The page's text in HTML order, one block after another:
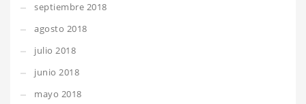
septiembre 2018
agosto 2018
julio 2018
junio 2018
mayo 2018